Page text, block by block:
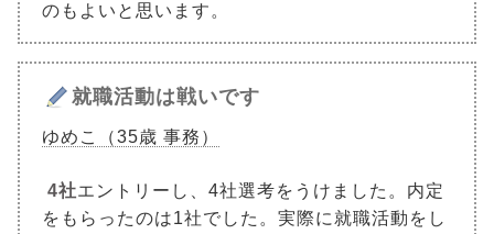
のもよいと思います。
就職活動は戦いです
ゆめこ（35歳 事務）
4社エントリーし、4社選考をうけました。内定
をもらったのは1社でした。実際に就職活動をし